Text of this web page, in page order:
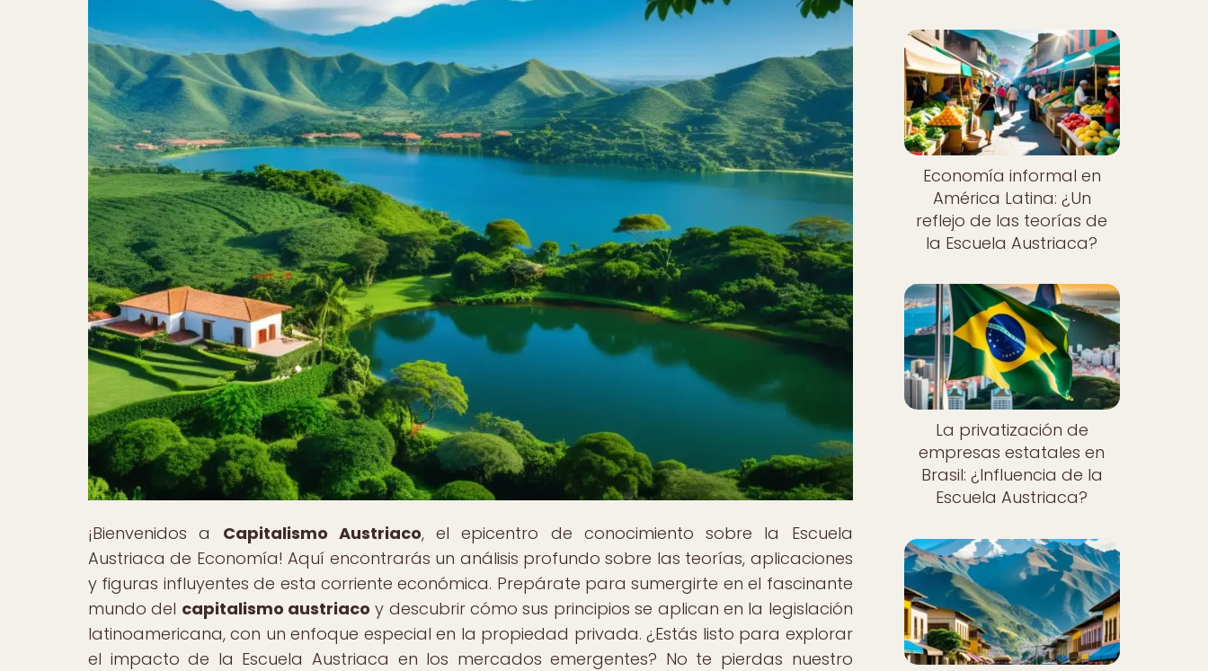
¡Bienvenidos a Capitalismo Austriaco, el epicentro de conocimiento sobre la Escuela
Austriaca de Economía! Aquí encontrarás un análisis profundo sobre las teorías, aplicaciones
y figuras influyentes de esta corriente económica. Prepárate para sumergirte en el fascinante
mundo del capitalismo austriaco y descubrir cómo sus principios se aplican en la legislación
latinoamericana, con un enfoque especial en la propiedad privada. ¿Estás listo para explorar
el impacto de la Escuela Austriaca en los mercados emergentes? No te pierdas nuestro
Economía informal en
América Latina: ¿Un
reflejo de las teorías de
la Escuela Austriaca?
La privatización de
empresas estatales en
Brasil: ¿Influencia de la
Escuela Austriaca?